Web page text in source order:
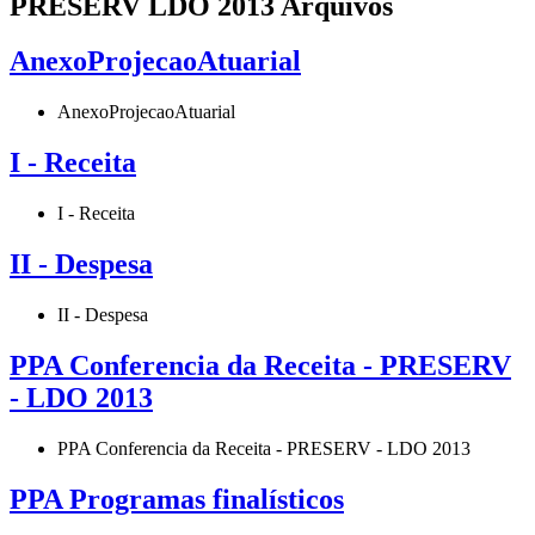
AnexoProjecaoAtuarial
AnexoProjecaoAtuarial
I - Receita
I - Receita
II - Despesa
II - Despesa
PPA Conferencia da Receita - PRESERV
- LDO 2013
PPA Conferencia da Receita - PRESERV - LDO 2013
PPA Programas finalísticos